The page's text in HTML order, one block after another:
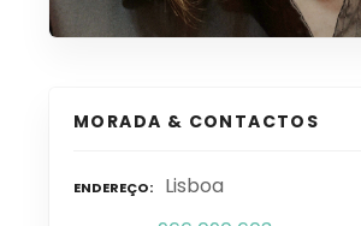
MORADA & CONTACTOS
ENDEREÇO Lisboa